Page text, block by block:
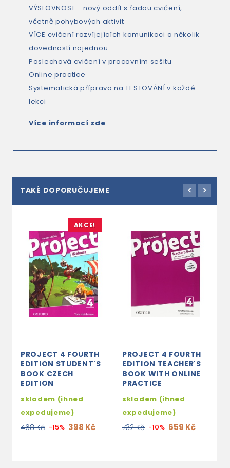
VÝSLOVNOST - nový oddíl s řadou cvičení,
včetně pohybových aktivit
VÍCE cvičení rozvíjejících komunikaci a několik
dovedností najednou
Poslechová cvičení v pracovním sešitu
Online practice
Systematická příprava na TESTOVÁNÍ v každé
lekci
Více informací zde
TAKÉ DOPORUČUJEME
AKCE!
PROJECT 4 FOURTH
EDITION STUDENT'S
BOOK CZECH
EDITION
skladem (ihned
expedujeme)
468 Kč -15% 398 Kč
PROJECT 4 FOURTH
EDITION TEACHER'S
BOOK WITH ONLINE
PRACTICE
skladem (ihned
expedujeme)
732 Kč -10% 659 Kč